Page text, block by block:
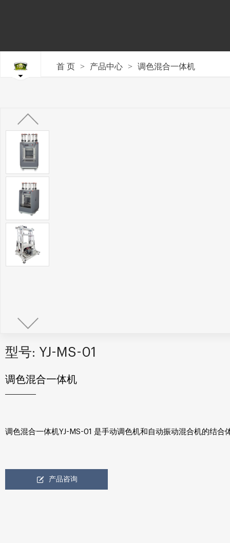
首 页 > 产品中心 > 调色混合一体机
型号: YJ-MS-01
调色混合一体机
调色混合一体机YJ-MS-01 是手动调色机和自动振动混合机的结
产品咨询